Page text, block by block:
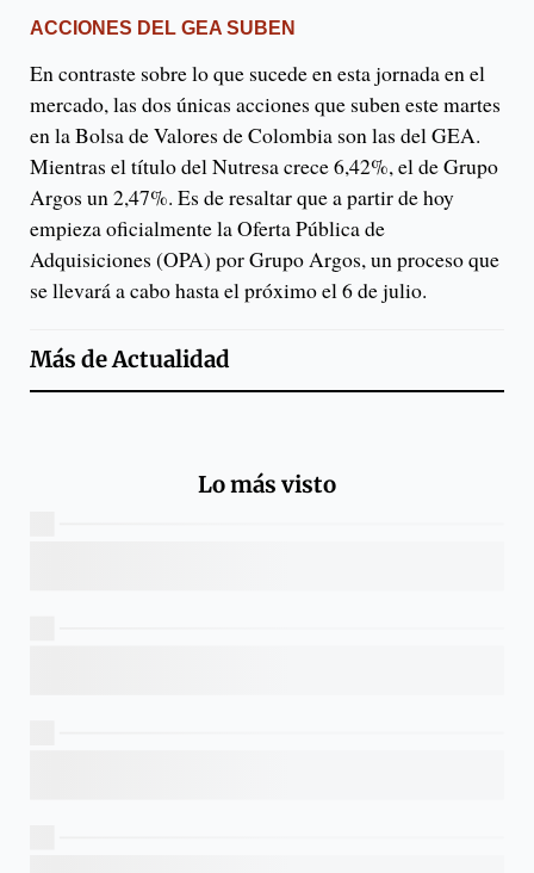
ACCIONES DEL GEA SUBEN
En contraste sobre lo que sucede en esta jornada en el
mercado, las dos únicas acciones que suben este martes
en la Bolsa de Valores de Colombia son las del GEA.
Mientras el título del Nutresa crece 6,42%, el de Grupo
Argos un 2,47%. Es de resaltar que a partir de hoy
empieza oficialmente la Oferta Pública de
Adquisiciones (OPA) por Grupo Argos, un proceso que
se llevará a cabo hasta el próximo el 6 de julio.
Más deActualidad
Lo más visto